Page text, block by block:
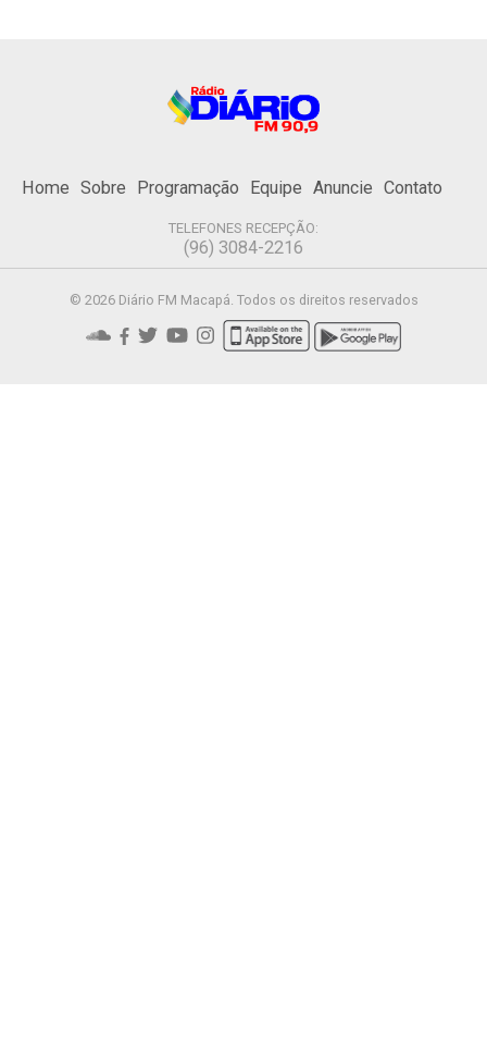
Home Sobre Programação Equipe Anuncie Contato
TELEFONES RECEPÇÃO:
(96) 3084-2216
© 2026 Diário FM Macapá. Todos os direitos reservados